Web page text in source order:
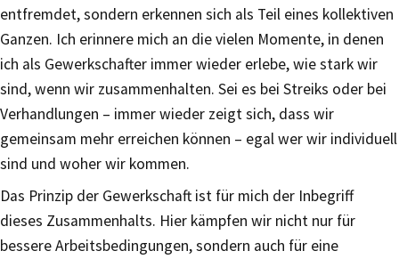
entfremdet, sondern erkennen sich als Teil eines kollektiven
Ganzen. Ich erinnere mich an die vielen Momente, in denen
ich als Gewerkschafter immer wieder erlebe, wie stark wir
sind, wenn wir zusammenhalten. Sei es bei Streiks oder bei
Verhandlungen – immer wieder zeigt sich, dass wir
gemeinsam mehr erreichen können – egal wer wir individuell
sind und woher wir kommen.
Das Prinzip der Gewerkschaft ist für mich der Inbegriff
dieses Zusammenhalts. Hier kämpfen wir nicht nur für
bessere Arbeitsbedingungen, sondern auch für eine